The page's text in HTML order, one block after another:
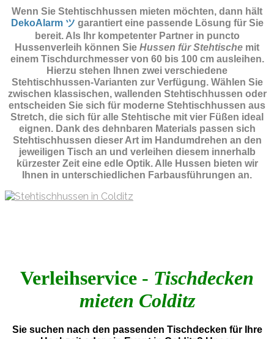
Wenn Sie Stehtischhussen mieten möchten, dann hält
DekoAlarm ツ garantiert eine passende Lösung für Sie
bereit. Als Ihr kompetenter Partner in puncto
Hussenverleih können Sie Hussen für Stehtische mit
einem Tischdurchmesser von 60 bis 100 cm ausleihen.
Hierzu stehen Ihnen zwei verschiedene
Stehtischhussen-Varianten zur Verfügung. Wählen Sie
zwischen klassischen, wallenden Stehtischhussen oder
entscheiden Sie sich für moderne Stehtischhussen aus
Stretch, die sich für alle Stehtische mit vier Füßen ideal
eignen. Dank des dehnbaren Materials passen sich
Stehtischhussen dieser Art im Handumdrehen an den
jeweiligen Tisch an und verleihen diesem innerhalb
kürzester Zeit eine edle Optik. Alle Hussen bieten wir
Ihnen in unterschiedlichen Farbausführungen an.
Verleihservice - Tischdecken
mieten Colditz
Sie suchen nach den passenden Tischdecken für Ihre